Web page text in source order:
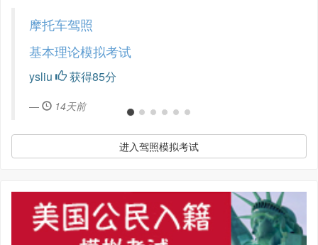
摩托车驾照
基本理论模拟考试
ysliu 获得85分
14天前
进入驾照模拟考试